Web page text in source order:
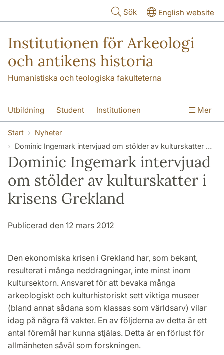
Sök English website
Institutionen för Arkeologi
och antikens historia
Humanistiska och teologiska fakulteterna
Utbildning Student Institutionen
Forskning Kontakt
Mer
Start
Nyheter
Dominic Ingemark intervjuad om stölder av kulturskatter i krisens Grekland
Dominic Ingemark intervjuad
om stölder av kulturskatter i
krisens Grekland
Publicerad den 12 mars 2012
Den ekonomiska krisen i Grekland har, som bekant,
resulterat i många neddragningar, inte minst inom
kultursektorn. Ansvaret för att bevaka många
arkeologiskt och kulturhistoriskt sett viktiga museer
(bland annat sådana som klassas som världsarv) vilar
idag på några få vakter. En av följderna av detta är ett
antal föremål har kunna stjälas. Detta är en förlust för
allmänheten såväl som forskningen.